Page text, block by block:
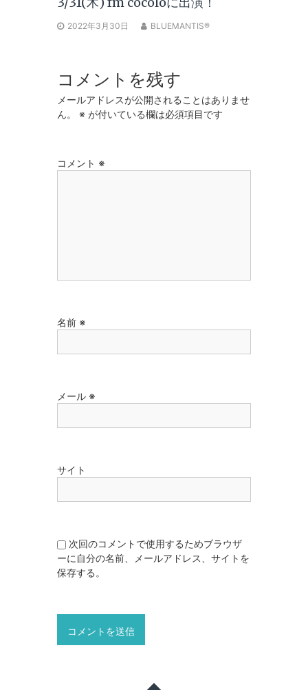
2022年3月30日 BLUEMANTIS®
コメントを残す
メールアドレスが公開されることはありませ
ん。
※ が付いている欄は必須項目です
コメント ※
名前 ※
メール ※
サイト
次回のコメントで使用するためブラウザ
ーに自分の名前、メールアドレス、サイトを
保存する。